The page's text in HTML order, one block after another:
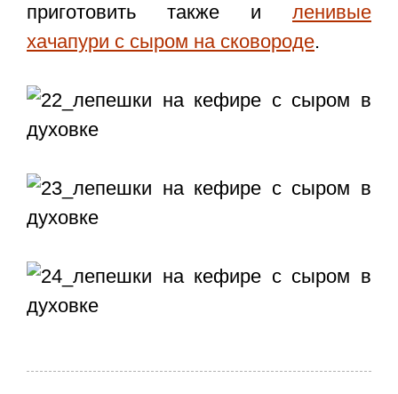
приготовить также и ленивые
хачапури с сыром на сковороде.